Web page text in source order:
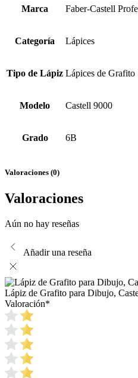
Marca Faber-Castell
Categoría Lápices
Tipo de Lápiz Lápices de Grafito
Modelo Castell 9000
Grado 6B
Valoraciones (0)
Valoraciones
Aún no hay reseñas
Añadir una reseña
Lápiz de Grafito para Dibujo,
Valoración*